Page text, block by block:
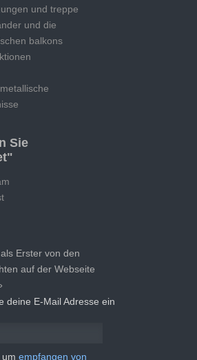
und treppe
und die
balkons
Sie
Erster von den
auf der Webseite
deine E-Mail Adresse ein
um empfangen von